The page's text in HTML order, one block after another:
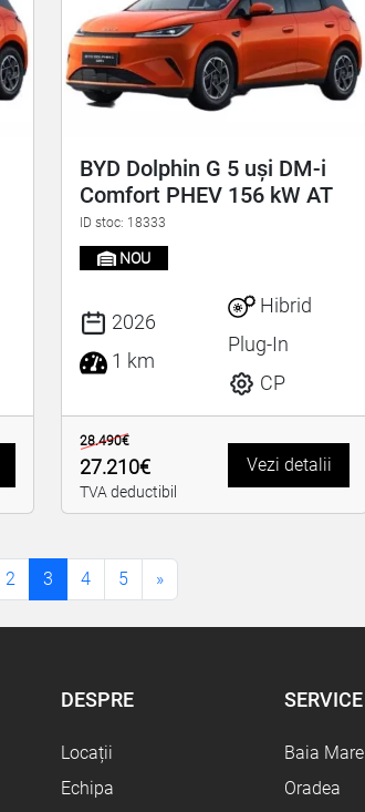
BYD Dolphin G 5 uși DM-i
Comfort PHEV 156 kW AT
ID stoc: 18333
NOU
2026
1 km
Hibrid
Plug-In
CP
28.490€
27.210€
TVA deductibil
Vezi detalii
2 3 4 5 »
DESPRE
Locații
Echipa
SERVICE
Baia Mare
Oradea